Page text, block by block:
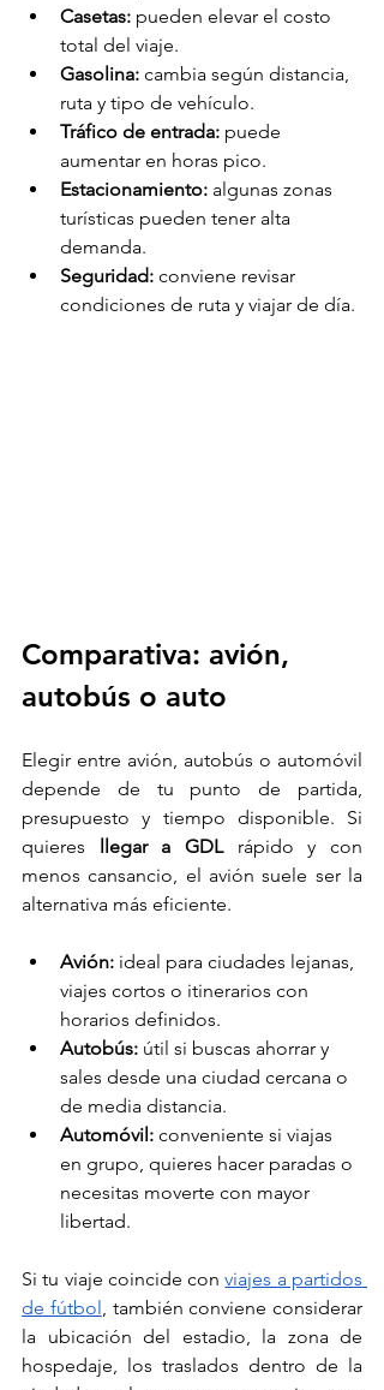
Casetas: pueden elevar el costo
total del viaje.
Gasolina: cambia según distancia,
ruta y tipo de vehículo.
Tráfico de entrada: puede
aumentar en horas pico.
Estacionamiento: algunas zonas
turísticas pueden tener alta
demanda.
Seguridad: conviene revisar
condiciones de ruta y viajar de día.
Comparativa: avión,
autobús o auto
Elegir entre avión, autobús o automóvil
depende de tu punto de partida,
presupuesto y tiempo disponible. Si
quieres llegar a GDL rápido y con
menos cansancio, el avión suele ser la
alternativa más eficiente.
Avión: ideal para ciudades lejanas,
viajes cortos o itinerarios con
horarios definidos.
Autobús: útil si buscas ahorrar y
sales desde una ciudad cercana o
de media distancia.
Automóvil: conveniente si viajas
en grupo, quieres hacer paradas o
necesitas moverte con mayor
libertad.
Si tu viaje coincide con viajes a partidos
de fútbol, también conviene considerar
la ubicación del estadio, la zona de
hospedaje, los traslados dentro de la